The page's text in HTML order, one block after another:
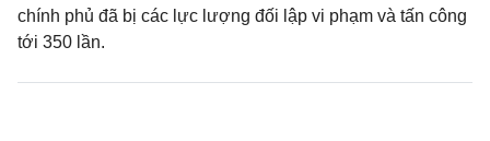
chính phủ đã bị các lực lượng đối lập vi phạm và tấn công
tới 350 lần.